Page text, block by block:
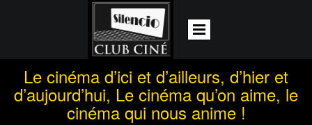
Le cinéma d’ici et d’ailleurs, d’hier et
d’aujourd’hui, Le cinéma qu’on aime, le
cinéma qui nous anime !